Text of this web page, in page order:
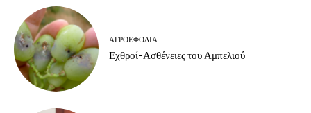
ΑΓΡΟΕΦΌΔΙΑ
Εχθροί-Ασθένειες του Αμπελιού